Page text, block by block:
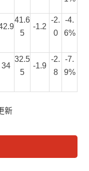
41.6
5
-1.2
-2.
0
-4.
6%
34
32.5
5
-1.9
-2.
8
-7.
9%
新